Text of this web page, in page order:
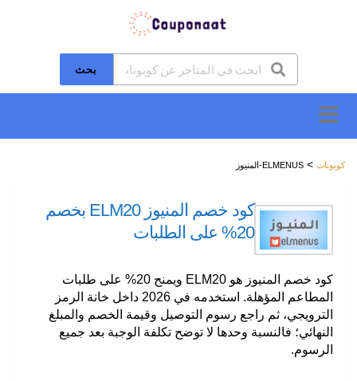
بحث
إلى
المحتوى
كوبونات > ELMENUS-المنيوز
كود خصم المنيوز ELM20 بخصم
20% على الطلبات
كود خصم المنيوز هو ELM20 ويمنح 20%
على طلبات
المطاعم المؤهلة. استخدمه في 2026 داخل خانة الرمز
الترويجي، ثم راجع رسوم التوصيل وقيمة الخصم والمبلغ
النهائي؛ فالنسبة وحدها لا توضح تكلفة الوجبة بعد جميع
الرسوم.